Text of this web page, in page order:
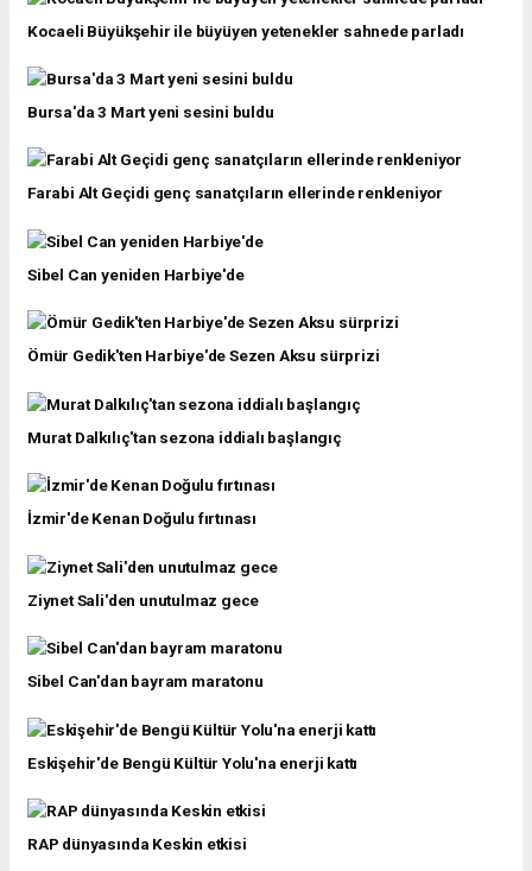
Kocaeli Büyükşehir ile büyüyen yetenekler sahnede parladı
Bursa'da 3 Mart yeni sesini buldu
Farabi Alt Geçidi genç sanatçıların ellerinde renkleniyor
Sibel Can yeniden Harbiye'de
Ömür Gedik'ten Harbiye'de Sezen Aksu sürprizi
Murat Dalkılıç'tan sezona iddialı başlangıç
İzmir'de Kenan Doğulu fırtınası
Ziynet Sali'den unutulmaz gece
Sibel Can'dan bayram maratonu
Eskişehir'de Bengü Kültür Yolu'na enerji kattı
RAP dünyasında Keskin etkisi